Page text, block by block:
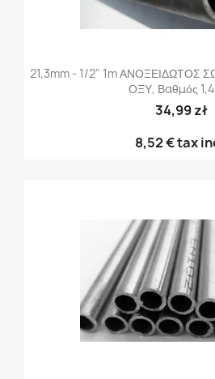
21,3mm - 1/2" 1m ΑΝΟΞΕΙΔΩΤΟΣ
ΟΞΥ, Βαθμός
34,99 zł
8,52 €tax